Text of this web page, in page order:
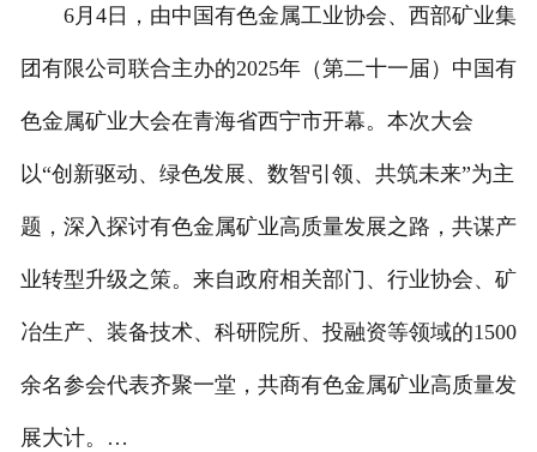
6月4日，由中国有色金属工业协会、西部矿业集
团有限公司联合主办的2025年（第二十一届）中国有
色金属矿业大会在青海省西宁市开幕。本次大会
以“创新驱动、绿色发展、数智引领、共筑未来”为主
题，深入探讨有色金属矿业高质量发展之路，共谋产
业转型升级之策。来自政府相关部门、行业协会、矿
冶生产、装备技术、科研院所、投融资等领域的1500
余名参会代表齐聚一堂，共商有色金属矿业高质量发
展大计。…